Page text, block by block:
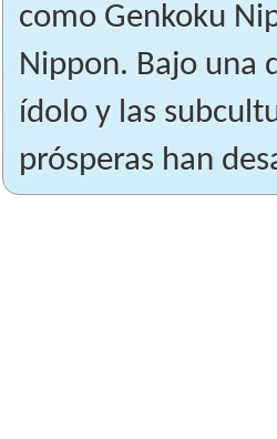
como Genkoku
Nippon. Bajo una
ídolo y las
prósperas han